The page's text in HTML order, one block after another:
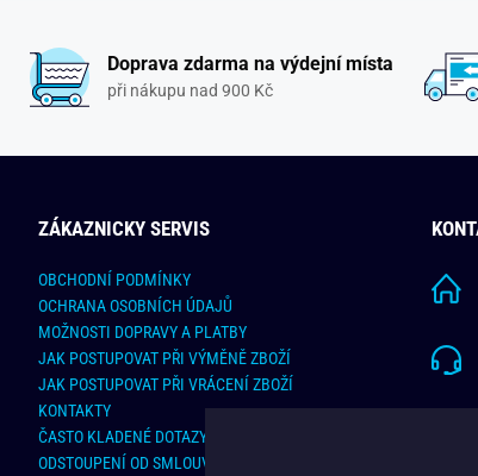
Doprava zdarma na výdejní místa
při nákupu nad 900 Kč
ZÁKAZNICKY SERVIS
OBCHODNÍ PODMÍNKY
OCHRANA OSOBNÍCH ÚDAJŮ
MOŽNOSTI DOPRAVY A PLATBY
JAK POSTUPOVAT PŘI VÝMĚNĚ ZBOŽÍ
JAK POSTUPOVAT PŘI VRÁCENÍ ZBOŽÍ
KONTAKTY
ČASTO KLADENÉ DOTAZY
ODSTOUPENÍ OD SMLOUVY - ONLINE FORMULÁŘ